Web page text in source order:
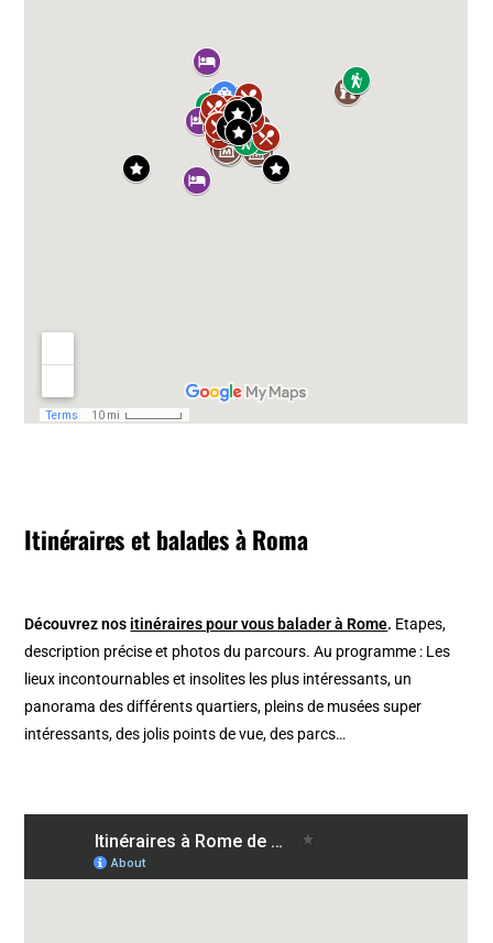
Itinéraires et balades à Roma
Découvrez nos itinéraires pour vous balader à Rome. Etapes,
description précise et photos du parcours. Au programme : Les
lieux incontournables et insolites les plus intéressants, un
panorama des différents quartiers, pleins de musées super
intéressants, des jolis points de vue, des parcs…